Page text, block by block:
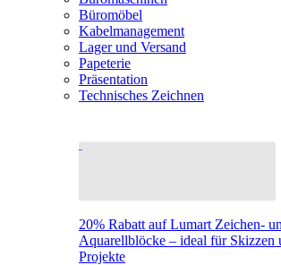
Büromöbel
Kabelmanagement
Lager und Versand
Papeterie
Präsentation
Technisches Zeichnen
20% Rabatt auf Lumart Zeichen-
Aquarellblöcke – ideal für Skizzen
Projekte